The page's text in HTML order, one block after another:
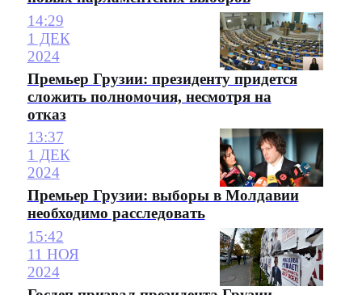
14:29
1 ДЕК
2024
Премьер Грузии: президенту придется
сложить полномочия, несмотря на
отказ
13:37
1 ДЕК
2024
Премьер Грузии: выборы в Молдавии
необходимо расследовать
15:42
11 НОЯ
2024